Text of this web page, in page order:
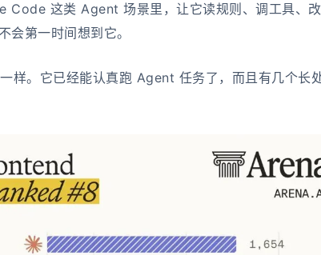
Code 这类 Agent 场景里，让它读规则、调工具、
会第一时间想到它。
样。它已经能认真跑 Agent 任务了，而且有几个长